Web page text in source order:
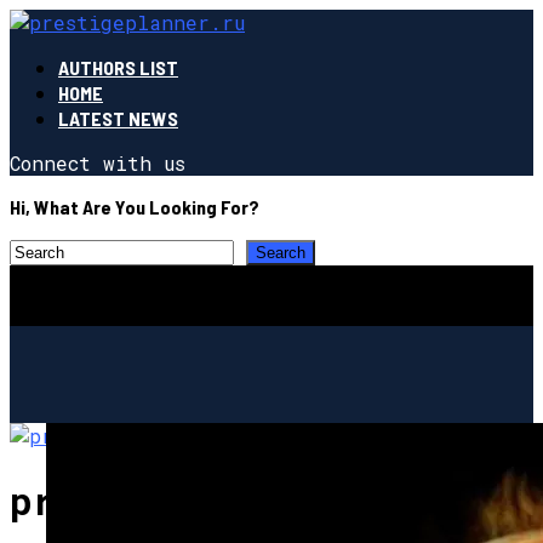
AUTHORS LIST
HOME
LATEST NEWS
Connect with us
Hi, What Are You Looking For?
prestigeplanner.ru